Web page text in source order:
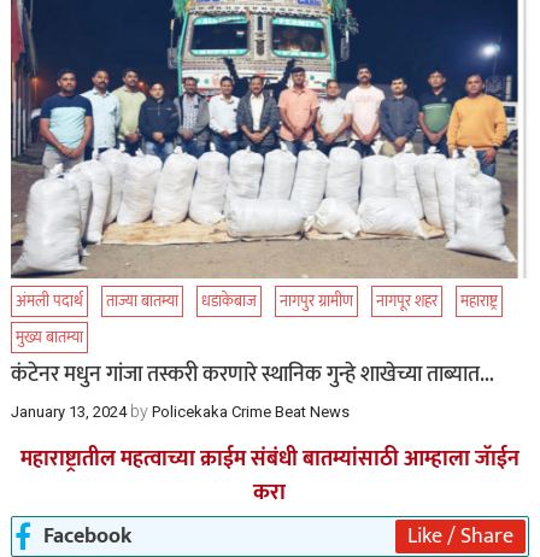
अंमली पदार्थ ताज्या बातम्या धडाकेबाज नागपुर ग्रामीण नागपूर शहर
महाराष्ट्र
मुख्य बातम्या
कंटेनर मधुन गांजा तस्करी करणारे स्थानिक गुन्हे शाखेच्या ताब्यात…
January 13, 2024by Policekaka Crime Beat News
महाराष्ट्रातील महत्वाच्या क्राईम संबंधी बातम्यांसाठी आम्हाला जॅाईन
करा
Facebook
Like / Share